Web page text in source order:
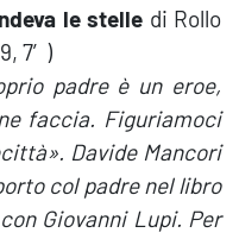
le stelle di Rollo
7′)
padre è un eroe,
faccia. Figuriamoci
». Davide Mancori
col padre nel libro
Giovanni Lupi. Per